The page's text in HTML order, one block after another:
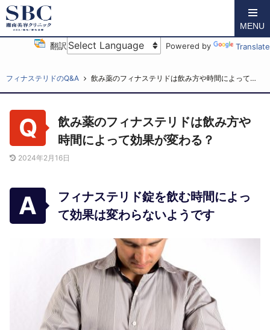
翻訳 Powered by Translate
MENU
湘南AGAクリニックTOP
AGA（薄毛）治療ブログ
フィナステリドのQ&A 飲み薬のフィナステリドは飲み方や時間によって効果が変わる？
飲み薬のフィナステリドは飲み方や
時間によって効果が変わる？
2024年2月16日
フィナステリド錠を飲む時間によっ
て効果は変わらないようです